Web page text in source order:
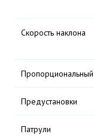
Скорость наклона
Предустановки
Патрули